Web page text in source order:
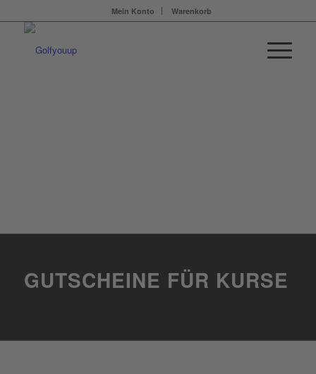
Mein Konto Warenkorb
GUTSCHEINE FÜR KURSE